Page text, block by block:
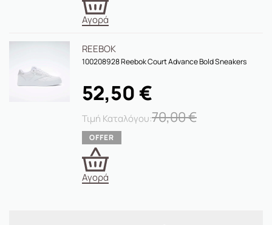
Αγορά
REEBOK
100208928 Reebok Court Advance Bold Sneakers
70,00€
52,50 €
Αγορά